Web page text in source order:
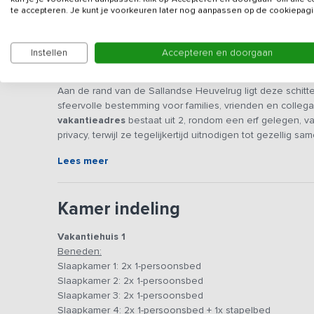
Beschrijving
Aan de rand van de Sallandse Heuvelrug ligt deze
sfeervolle bestemming voor families, vrienden en
vakantieadres bestaat uit 2, rondom een erf gelegen,
privacy, terwijl ze tegelijkertijd uitnodigen tot gezellig
genieten van veel mooie plekjes.
De twee vakantiehuizen bieden een huiselijke sfeer,
vaatwasser, koelkast, oven, magnetron,
heerlijke maaltijd te bereiden, met voldoende servies
met in het midden een grote molensteen waar een
ontspannen. Ook is er een TV en geluidsapparatuur.
bijgehuurd.Vakantiehuis 2heeft een sfeervolle
Daarnaast biedt de gezamenlijke buitenruimte volop
Lees meer
Kamer indeling
Vakantiehuis 1
Beneden:
Slaapkamer 1: 2x 1-persoonsbed
Slaapkamer 2: 2x 1-persoonsbed
Slaapkamer 3: 2x 1-persoonsbed
Slaapkamer 4: 2x 1-persoonsbed + 1x stapelbed
te accepteren. Je kunt je voorkeuren later nog aanpassen op de
Instellen Accepteren en doorgaan